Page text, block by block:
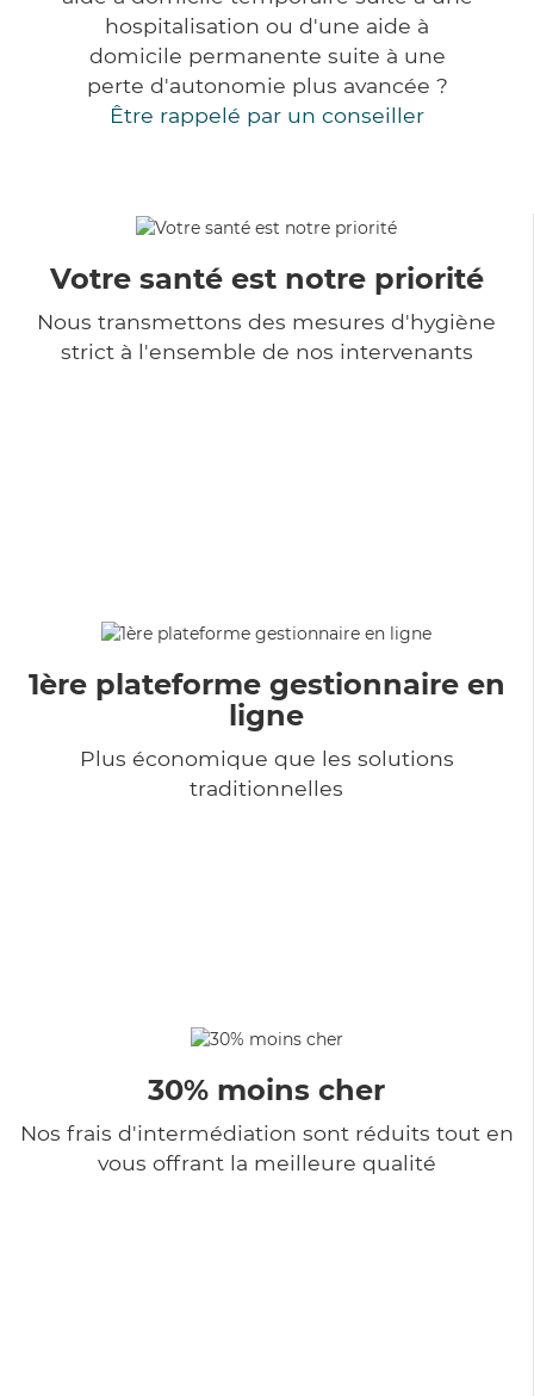
hospitalisation ou d'une aide à
domicile permanente suite à une
perte d'autonomie plus avancée ?
Être rappelé par un conseiller
Votre santé est notre priorité
Nous transmettons des mesures d'hygiène
strict à l'ensemble de nos intervenants
1ère plateforme gestionnaire en
ligne
Plus économique que les solutions
traditionnelles
30% moins cher
Nos frais d'intermédiation sont réduits tout en
vous offrant la meilleure qualité